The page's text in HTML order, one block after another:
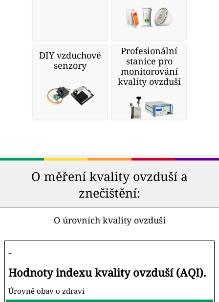
DIY vzduchové
senzory
Profesionální
stanice pro
monitorování
kvality ovzduší
O měření kvality ovzduší a
znečištění:
O úrovních kvality ovzduší
-
Hodnoty indexu kvality ovzduší (AQI).
Úrovně obav o zdraví